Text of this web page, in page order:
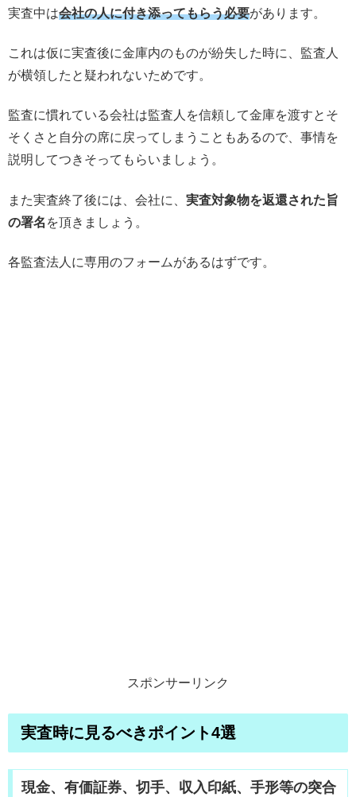
実査中は会社の人に付き添ってもらう必要があります。
これは仮に実査後に金庫内のものが紛失した時に、監査人
が横領したと疑われないためです。
監査に慣れている会社は監査人を信頼して金庫を渡すとそ
そくさと自分の席に戻ってしまうこともあるので、事情を
説明してつきそってもらいましょう。
また実査終了後には、会社に、 実査対象物を返還された旨
の署名 を頂きましょう。
各監査法人に専用のフォームがあるはずです。
スポンサーリンク
実査時に見るべきポイント4選
現金、有価証券、切手、収入印紙、手形等の突合